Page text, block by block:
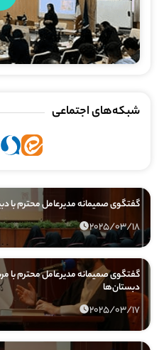
شبکه‌های اجتماعی
Play
گفتگوی صمیمانه مدیرعامل محترم با
2025/03/18
گفتگوی صمیمانه مدیرعامل محترم با
دبستان‌ها
2025/03/17